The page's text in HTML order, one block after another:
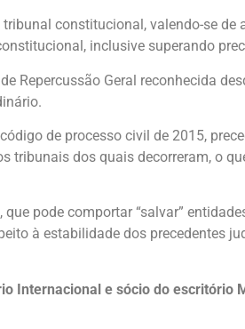
constitucional, valendo-se
inclusive superando
Repercussão Geral reconhecida
de processo civil de 2015,
dos quais decorreram, o
pode comportar “salvar”
à estabilidade dos precedentes
Internacional e sócio do escritório